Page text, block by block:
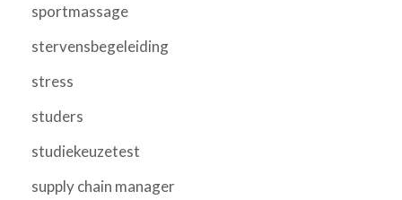
sportmassage
stervensbegeleiding
stress
studers
studiekeuzetest
supply chain manager